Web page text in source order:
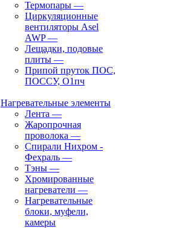
Термопары —
Циркуляционные
вентиляторы Asel
AWP—
Лещадки, подовые
плиты —
Припой пруток ПОС,
ПОССУ, О1пч
Нагревательные элементы
Лента —
Жаропрочная
проволока —
Спирали Нихром -
Фехраль —
Тэны —
Хромированные
нагреватели —
Нагревательные
блоки, муфели,
камеры